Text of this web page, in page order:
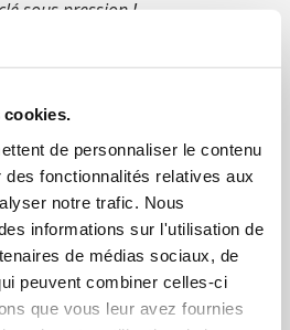
cookies.
de personnaliser le contenu
fonctionnalités relatives aux
notre trafic. Nous
informations sur l'utilisation de
de médias sociaux, de
peuvent combiner celles-ci
que vous leur avez fournies
sous pression !
de long terme ci-dessus ?